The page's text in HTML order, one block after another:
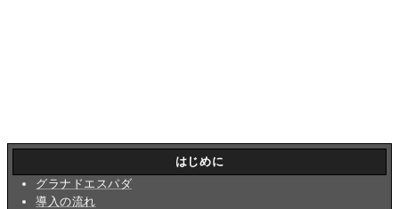
はじめに
グラナドエスパダ
導入の流れ